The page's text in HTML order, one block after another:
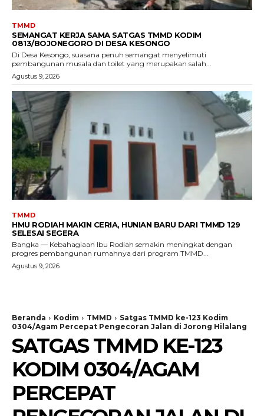
TMMD
SEMANGAT KERJA SAMA SATGAS TMMD KODIM
0813/BOJONEGORO DI DESA KESONGO
Di Desa Kesongo, suasana penuh semangat menyelimuti
pembangunan musala dan toilet yang merupakan salah...
Agustus 9, 2026
TMMD
HMU RODIAH MAKIN CERIA, HUNIAN BARU DARI TMMD 129
SELESAI SEGERA
Bangka — Kebahagiaan Ibu Rodiah semakin meningkat dengan
progres pembangunan rumahnya dari program TMMD...
Agustus 9, 2026